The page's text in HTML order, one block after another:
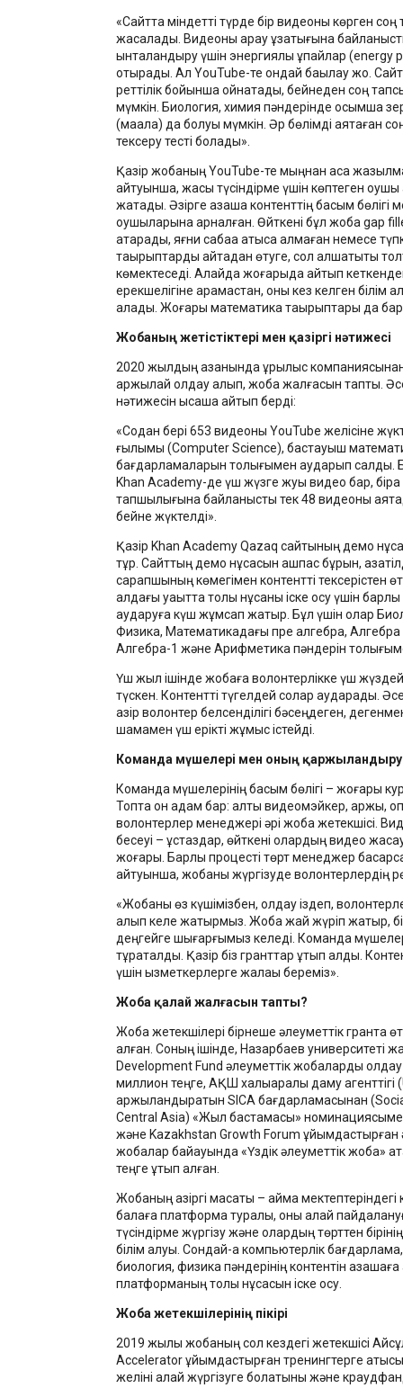
«Сайтта міндетті түрде бір видеоны көрген
жасалады. Видеоны қарау ұзақтығына
ынталандыру үшін энергиялық ұпайлар (energy
отырады. Ал YouTube-те ондай бақылау жоқ.
реттілік бойынша ойнатады, бейнеден соң
мүмкін. Биология, химия пәндерінде қосымша
(мақала) да болуы мүмкін. Әр бөлімді аяқтаған
тексеру тесті болады».
Қазір жобаның YouTube-те мыңнан аса
айтуынша, жақсы түсіндірме үшін көптеген оқушы
жатады. Әзірге қазақша контенттің басым бөлігі
оқушыларына арналған. Өйткені бұл жоба gap
атқарады, яғни сабаққа қатыса алмаған немесе
тақырыптарды қайтадан өтуге, сол алшақтықты
көмектеседі. Алайда жоғарыда айтып
ерекшелігіне қарамастан, оны кез келген білім
алады. Жоғары математика тақырыптары да
Жобаның жетістіктері мен қазіргі нәтижесі
2020 жылдың қазанында құрылыс
қаржылай қолдау алып, жоба жалғасын тапты.
нәтижесін қысқаша айтып берді:
«Содан бері 653 видеоны YouTube желісіне
ғылымы (Computer Science), бастауыш
бағдарламаларын толығымен аударып салдық.
Khan Academy-де үш жүзге жуық видео бар,
тапшылығына байланысты тек 48 видеоны
бейне жүктелді».
Қазір Khan Academy Qazaq сайтының демо
тұр. Сайттың демо нұсқасын ашпас бұрын,
сарапшының көмегімен контентті тексерістен
алдағы уақытта толық нұсқаны іске қосу үшін
аударуға күш жұмсап жатыр. Бұл үшін олар
Физика, Математикадағы пре алгебра, Алгебра
Алгебра-1 және Арифметика пәндерін
Үш жыл ішінде жобаға волонтерлікке үш жүздей
түскен. Контентті түгелдей солар аударады.
қазір волонтер белсенділігі бәсеңдеген,
шамамен үш ерікті жұмыс істейді.
Команда мүшелері мен оның
Команда мүшелерінің басым бөлігі – жоғары
Топта он адам бар: алты видеомэйкер, қаржы,
волонтерлер менеджері әрі жоба жетекшісі.
бесеуі – ұстаздар, өйткені олардың видео
жоғары. Барлық процесті төрт менеджер
айтуынша, жобаны жүргізуде волонтерлердің
«Жобаны өз күшімізбен, қолдау іздеп,
алып келе жатырмыз. Жоба жай жүріп жатыр,
деңгейге шығарғымыз келеді. Команда
тұрақталды. Қазір біз гранттар ұтып алдық.
үшін қызметкерлерге жалақы береміз».
Жоба қалай жалғасын тапты?
Жоба жетекшілері бірнеше әлеуметтік грантқа
алған. Соның ішінде, Назарбаев университеті
Development Fund әлеуметтік жобаларды қолдау
миллион теңге, АҚШ халықаралық даму агенттігі
қаржыландыратын SICA бағдарламасынан
Central Asia) «Жыл бастамасы»
және Kazakhstan Growth Forum ұйымдастырған
жобалар байқауында «Үздік әлеуметтік жоба»
теңге ұтып алған.
Жобаның қазіргі мақсаты – аймақ мектептеріндегі
балаға платформа туралы, оны қалай
түсіндірме жүргізу және олардың төрттен
білім алуы. Сондай-ақ компьютерлік
биология, физика пәндерінің контентін
платформаның толық нұсқасын іске қосу.
Жоба жетекшілерінің пікірі
2019 жылы жобаның сол кездегі жетекшісі
Accelerator ұйымдастырған тренингтерге
желіні қалай жүргізуге болатыны және